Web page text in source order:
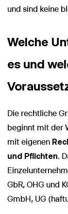
und sind keine
Welche
es und
Die rechtliche
beginnt mit der
mit eigenen
und Pflichten.
GbR, OHG und
GmbH, UG